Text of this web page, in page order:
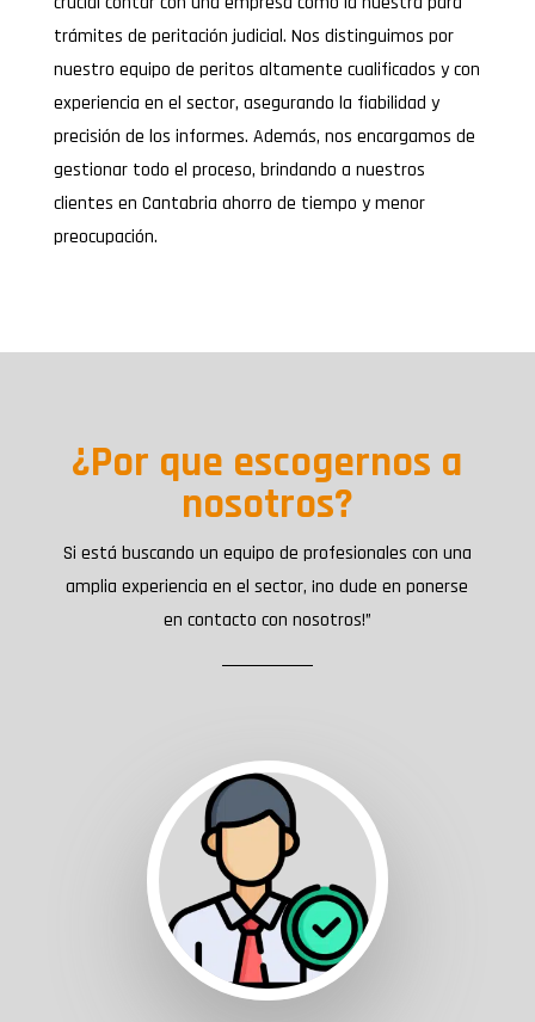
trámites de peritación judicial. Nos distinguimos por
nuestro equipo de peritos altamente cualificados y con
experiencia en el sector, asegurando la fiabilidad y
precisión de los informes. Además, nos encargamos de
gestionar todo el proceso, brindando a nuestros
clientes en Cantabria ahorro de tiempo y menor
preocupación.
¿Por que escogernos a
nosotros?
Si está buscando un equipo de profesionales con una
amplia experiencia en el sector, ¡no dude en ponerse
en contacto con nosotros!”